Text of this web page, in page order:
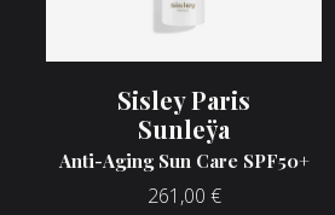
Sisley Paris
Sunleÿa
Anti-Aging Sun Care SPF50+
261,00 €